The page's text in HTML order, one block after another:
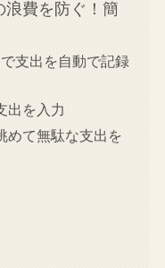
浪費を防ぐ！簡
支出を自動で記録
出を入力
めて無駄な支出を